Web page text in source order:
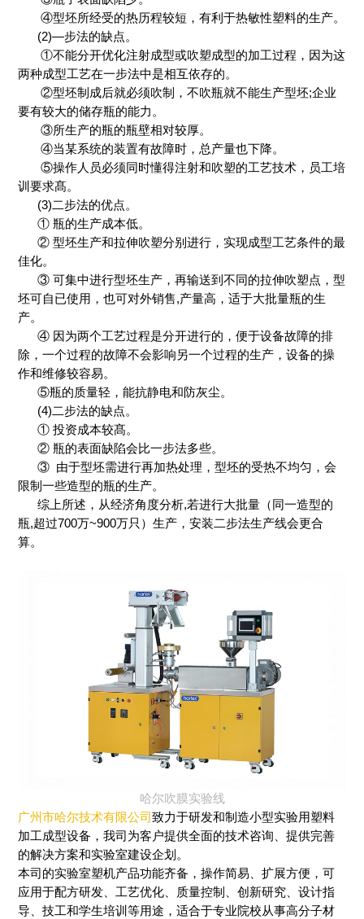
④型坯所经受的热历程较短，有利于热敏性塑料的生产。
(2)—步法的缺点。
①不能分开优化注射成型或吹塑成型的加工过程，因为这
两种成型工艺在一步法中是相互依存的。
②型坯制成后就必须吹制，不吹瓶就不能生产型坯;企业
要有较大的储存瓶的能力。
③所生产的瓶的瓶壁相对较厚。
④当某系统的装置有故障时，总产量也下降。
⑤操作人员必须同时懂得注射和吹塑的工艺技术，员工培
训要求髙。
(3)二步法的优点。
① 瓶的生产成本低。
② 型坯生产和拉伸吹塑分别进行，实现成型工艺条件的最
佳化。
③ 可集中进行型坯生产，再输送到不同的拉伸吹塑点，型
坯可自已使用，也可对外销售,产量高，适于大批量瓶的生
产。
④ 因为两个工艺过程是分开进行的，便于设备故障的排
除，一个过程的故障不会影响另一个过程的生产，设备的操
作和维修较容易。
⑤瓶的质量轻，能抗静电和防灰尘。
(4)二步法的缺点。
① 投资成本较髙。
② 瓶的表面缺陷会比一步法多些。
③ 由于型坯需进行再加热处理，型坯的受热不均匀，会
限制一些造型的瓶的生产。
综上所述，从经济角度分析,若进行大批量（同一造型的
瓶,超过700万~900万只）生产，安装二步法生产线会更合
算。
哈尔吹膜实验线
广州市哈尔技术有限公司致力于研发和制造小型实验用塑料
加工成型设备，我司为客户提供全面的技术咨询、提供完善
的解决方案和实验室建设企划。
本司的实验室塑机产品功能齐备，操作简易、扩展方便，可
应用于配方研发、工艺优化、质量控制、创新研究、设计指
导、技工和学生培训等用途，适合于专业院校从事高分子材